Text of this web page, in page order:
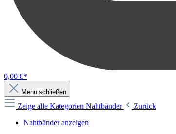
0,00 €*
Menü schließen
Zeige alle Kategorien Nahtbänder
Zurück
Nahtbänder anzeigen